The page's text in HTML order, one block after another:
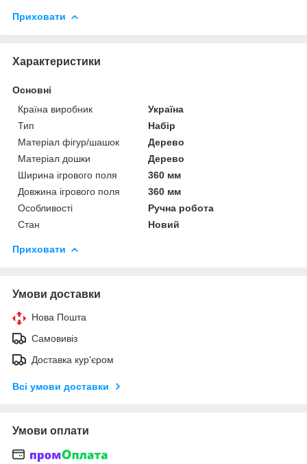
Приховати
Характеристики
Основні
Країна виробник
Україна
Тип
Набір
Матеріал фігур/шашок
Дерево
Матеріал дошки
Дерево
Ширина ігрового поля
360 мм
Довжина ігрового поля
360 мм
Особливості
Ручна робота
Стан
Новий
Приховати
Умови доставки
Нова Пошта
Самовивіз
Доставка кур'єром
Всі умови доставки
Умови оплати